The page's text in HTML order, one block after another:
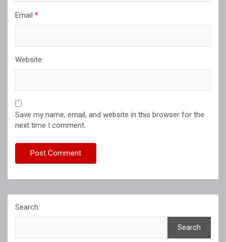
Email *
Website
Save my name, email, and website in this browser for the
next time I comment.
Search
Search